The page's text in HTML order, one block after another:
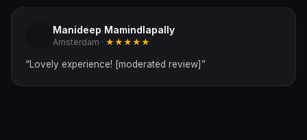
Manideep Mamindlapally
Amsterdam · ★★★★★
“Lovely experience! [moderated review] ”